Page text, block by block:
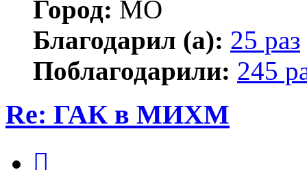
Город: МО
Благодарил (а): 25 раз
Поблагодарили: 245
Re: ГАК в МИХМ